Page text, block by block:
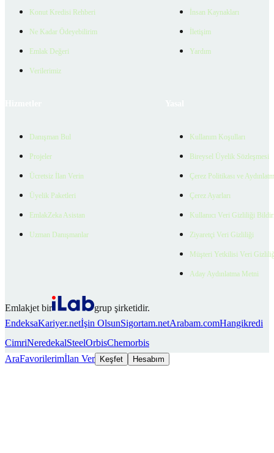
Konut Kredisi Rehberi
Ne Kadar Ödeyebilirim
Emlak Değeri
Verilerimiz
İnsan Kaynakları
İletişim
Yardım
Danışman Bul
Projeler
Ücretsiz İlan Verin
Üyelik Paketleri
EmlakZeka Asistan
Uzman Danışmanlar
Kullanım Koşulları
Bireysel Üyelik Sözleşmesi
Çerez Politikası ve
Çerez Ayarları
Kullanıcı Veri Gizliliği
Ziyaretçi Veri Gizliliği
Müşteri Yetkilisi Veri
Aday Aydınlatma Metni
Emlakjet bir
grup şirketidir.
EndeksaKariyer.netİşin OlsunSigortam.netArabam.comHangikredi
CimriNeredekalSteelOrbisChemorbis
AraFavorilerimİlan Ver Keşfet Hesabım